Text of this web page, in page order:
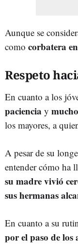
Aunque se
como corbatera
Respeto
En cuanto a los
paciencia y
los mayores, a
A pesar de su
entender cómo ha
su madre vivió
sus hermanas
En cuanto a su
por el paso de los